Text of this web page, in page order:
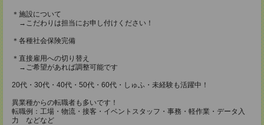
＊施設について
→こだわりは担当にお申し付けください！
＊各種社会保険完備
＊直接雇用への切り替え
→ご希望があれば調整可能です
20代・30代・40代・50代・60代・しゅふ・未経験も活躍中！
異業種からの転職者も多いです！
転職例：工場・物流・接客・イベントスタッフ・事務・軽作業・データ入
力 などなど